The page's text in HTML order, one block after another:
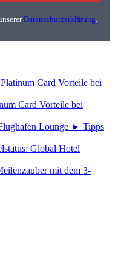
Datenschutzerklärung
Card Vorteile bei
Card Vorteile bei
Lounge ► Tipps
Global Hotel
mit dem 3-